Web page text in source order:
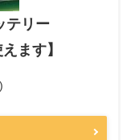
テリー
ます】